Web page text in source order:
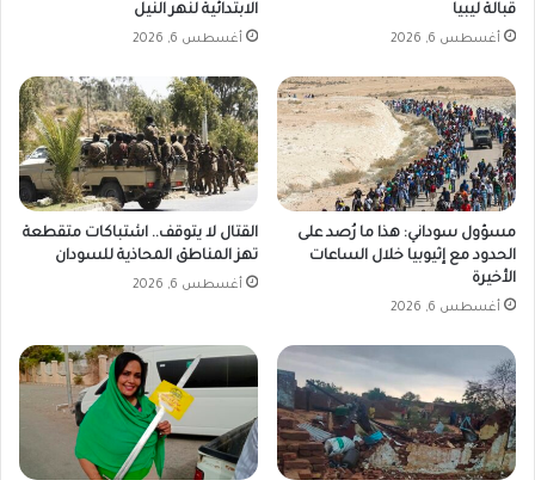
قبالة ليبيا
أغسطس 6, 2026
الابتدائية لنهر النيل
أغسطس 6, 2026
مسؤول سوداني: هذا ما رُصد على
الحدود مع إثيوبيا خلال الساعات
الأخيرة
أغسطس 6, 2026
القتال لا يتوقف.. اشتباكات متقطعة
تهز المناطق المحاذية للسودان
أغسطس 6, 2026